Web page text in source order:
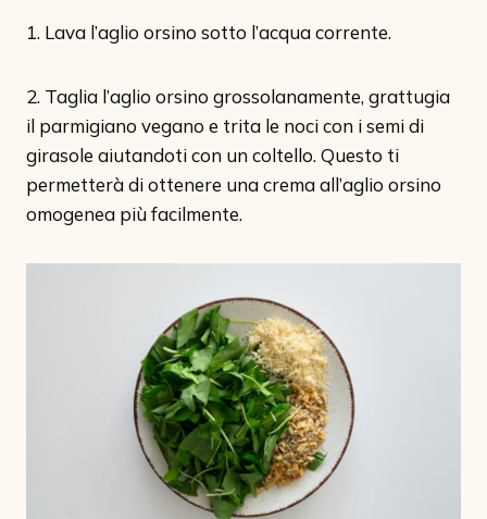
1. Lava l’aglio orsino sotto l’acqua corrente.
2. Taglia l’aglio orsino grossolanamente, grattugia
il parmigiano vegano e trita le noci con i semi di
girasole aiutandoti con un coltello. Questo ti
permetterà di ottenere una crema all’aglio orsino
omogenea più facilmente.